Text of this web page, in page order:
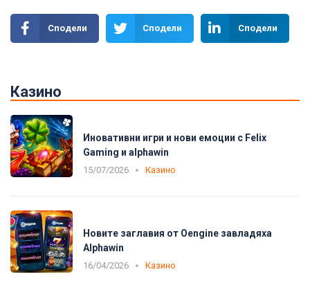
Сподели Сподели Сподели
Казино
Иновативни игри и нови емоции с Felix
Gaming и alphawin
15/07/2026 Казино
Новите заглавия от Oengine завладяха
Alphawin
16/04/2026 Казино